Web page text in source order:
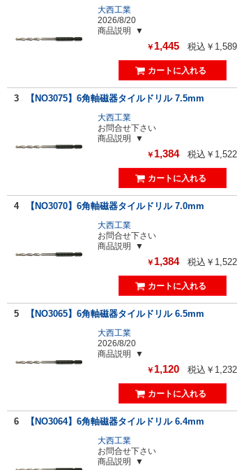
大西工業
2026/8/20
商品説明
￥ 1,445 税込￥1,589
3 【NO3075】6角軸磁器タイルドリル 7.5mm
大西工業
お問合せ下さい
商品説明
￥ 1,384 税込￥1,522
4 【NO3070】6角軸磁器タイルドリル 7.0mm
大西工業
お問合せ下さい
商品説明
￥ 1,384 税込￥1,522
5 【NO3065】6角軸磁器タイルドリル 6.5mm
大西工業
2026/8/20
商品説明
￥ 1,120 税込￥1,232
6 【NO3064】6角軸磁器タイルドリル 6.4mm
大西工業
お問合せ下さい
商品説明